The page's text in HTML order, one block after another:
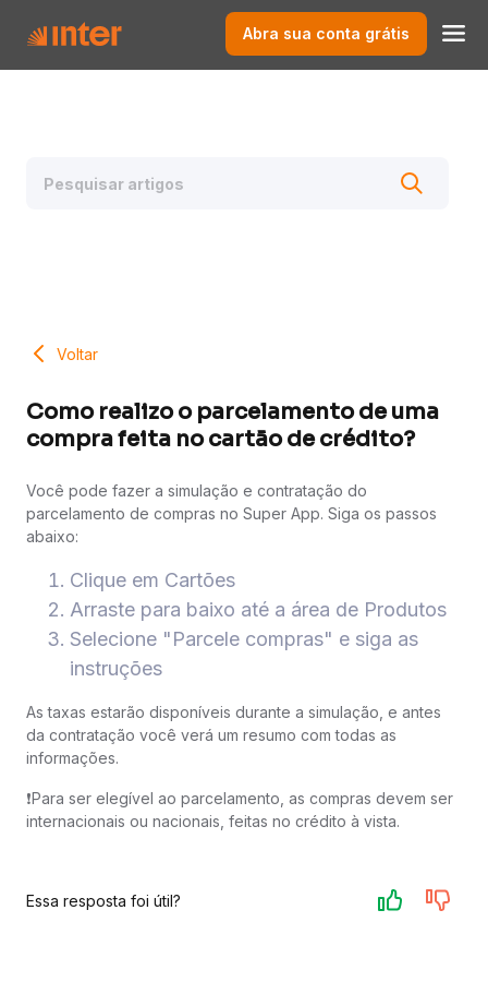
Abra sua conta grátis
Voltar
Como realizo o parcelamento de uma
compra feita no cartão de crédito?
Você pode fazer a simulação e contratação do
parcelamento de compras no Super App. Siga os passos
abaixo:
Clique em Cartões
Arraste para baixo até a área de Produtos
Selecione "Parcele compras" e siga as
instruções
As taxas estarão disponíveis durante a simulação, e antes
da contratação você verá um resumo com todas as
informações.
❗️Para ser elegível ao parcelamento, as compras devem ser
internacionais ou nacionais, feitas no crédito à vista.
Essa resposta foi útil?